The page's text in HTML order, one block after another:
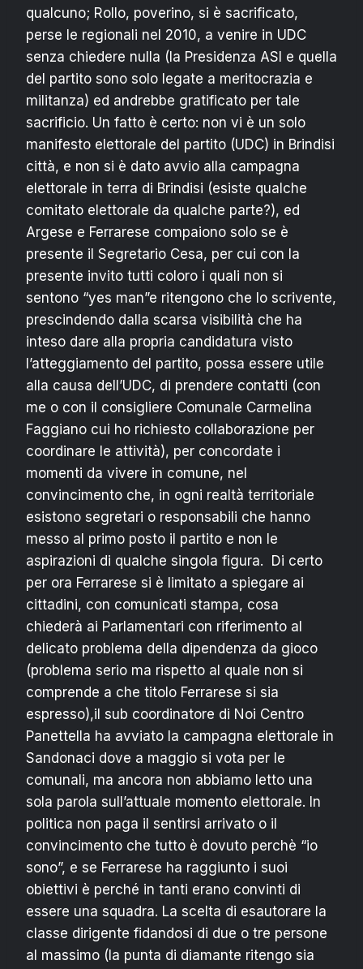
qualcuno; Rollo, poverino, si è sacrificato,
perse le regionali nel 2010, a venire in UDC
senza chiedere nulla (la Presidenza ASI e quella
del partito sono solo legate a meritocrazia e
militanza) ed andrebbe gratificato per tale
sacrificio. Un fatto è certo: non vi è un solo
manifesto elettorale del partito (UDC) in Brindisi
città, e non si è dato avvio alla campagna
elettorale in terra di Brindisi (esiste qualche
comitato elettorale da qualche parte?), ed
Argese e Ferrarese compaiono solo se è
presente il Segretario Cesa, per cui con la
presente invito tutti coloro i quali non si
sentono “yes man”e ritengono che lo scrivente,
prescindendo dalla scarsa visibilità che ha
inteso dare alla propria candidatura visto
l’atteggiamento del partito, possa essere utile
alla causa dell’UDC, di prendere contatti (con
me o con il consigliere Comunale Carmelina
Faggiano cui ho richiesto collaborazione per
coordinare le attività), per concordate i
momenti da vivere in comune, nel
convincimento che, in ogni realtà territoriale
esistono segretari o responsabili che hanno
messo al primo posto il partito e non le
aspirazioni di qualche singola figura. Di certo
per ora Ferrarese si è limitato a spiegare ai
cittadini, con comunicati stampa, cosa
chiederà ai Parlamentari con riferimento al
delicato problema della dipendenza da gioco
(problema serio ma rispetto al quale non si
comprende a che titolo Ferrarese si sia
espresso),il sub coordinatore di Noi Centro
Panettella ha avviato la campagna elettorale in
Sandonaci dove a maggio si vota per le
comunali, ma ancora non abbiamo letto una
sola parola sull’attuale momento elettorale. In
politica non paga il sentirsi arrivato o il
convincimento che tutto è dovuto perchè “io
sono”, e se Ferrarese ha raggiunto i suoi
obiettivi è perché in tanti erano convinti di
essere una squadra. La scelta di esautorare la
classe dirigente fidandosi di due o tre persone
al massimo (la punta di diamante ritengo sia